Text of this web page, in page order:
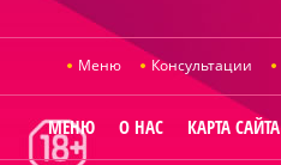
Меню Консультации
МЕНЮ О НАС КАРТА САЙТА